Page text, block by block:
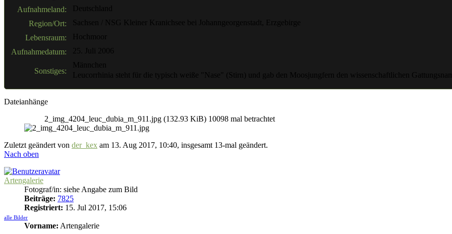
Aufnahmeland:
Deutschland
Region/Ort:
Sachsen / NSG Kleiner Kranichsee bei Johanngeorgenstadt, Erzgebirge
Lebensraum:
Hochmoor
Aufnahmedatum:
25. Juli 2006
Sonstiges:
Männchen
Leucorrhinia steht für die typisch weiße "Nase" (Stirn) und gab den Moosjungfern den wissenschaftlichen
Dateianhänge
2_img_4204_leuc_dubia_m_911.jpg (132.93 KiB) 10098 mal betrachtet
Zuletzt geändert von der_kex am 13. Aug 2017, 10:40, insgesamt 13-mal geändert.
Nach oben
Artengalerie
Fotograf/in: siehe Angabe zum Bild
Beiträge: 7825
Registriert: 15. Jul 2017, 15:06
alle Bilder
Vorname: Artengalerie